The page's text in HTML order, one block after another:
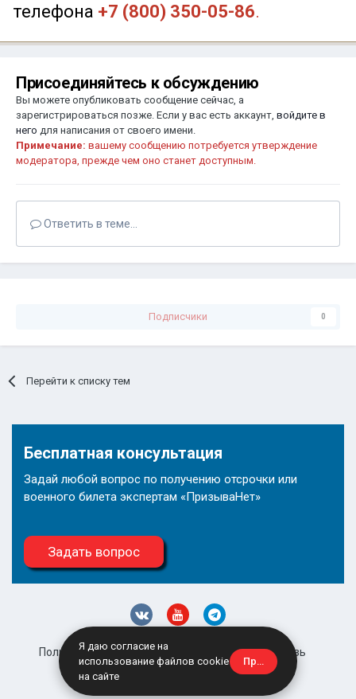
телефона +7 (800) 350-05-86.
Присоединяйтесь к обсуждению
Вы можете опубликовать сообщение сейчас, а
зарегистрироваться позже. Если у вас есть аккаунт, войдите в
него для написания от своего имени.
Примечание: вашему сообщению потребуется утверждение
модератора, прежде чем оно станет доступным.
Ответить в теме...
Подписчики 0
Перейти к списку тем
Бесплатная консультация
Задай любой вопрос по получению отсрочки или
военного билета экспертам «ПризываНет»
Задать вопрос
Политика конфиденциальности
Обратная связь
site@prizyvanet.ru
Я даю согласие на
использование файлов cookie
на сайте
Принять